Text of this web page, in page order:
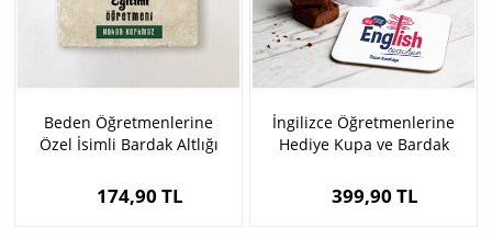
Beden Öğretmenlerine
Özel İsimli Bardak Altlığı
174,90 TL
İngilizce Öğretmenlerine
Hediye Kupa ve Bardak
399,90 TL